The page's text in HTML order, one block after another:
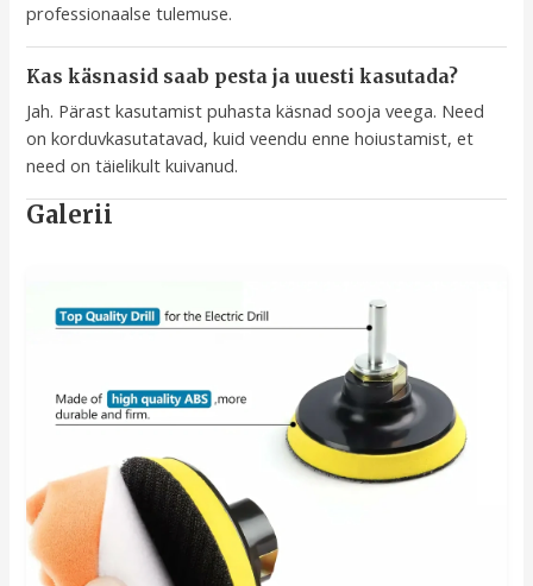
professionaalse tulemuse.
Kas käsnasid saab pesta ja uuesti kasutada?
Jah. Pärast kasutamist puhasta käsnad sooja veega. Need
on korduvkasutatavad, kuid veendu enne hoiustamist, et
need on täielikult kuivanud.
Galerii